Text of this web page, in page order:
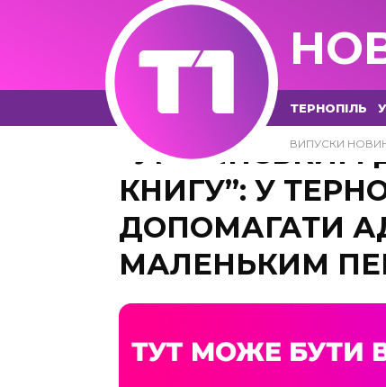
ТЕРНОПІЛЬ
ВИПУСКИ
“УКРАЇНСЬКИМ
КНИГУ”: У
ДОПОМАГАТИ
МАЛЕНЬКИМ